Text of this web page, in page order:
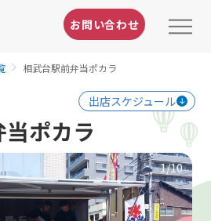
お問い合わせ
相武台駅前弁当ポカラ
出店スケジュール
ポカラ
1/10